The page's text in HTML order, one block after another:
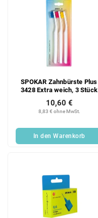
SPOKAR Zahnbürste Plus
3428 Extra weich, 3 Stück
8,83 € ohne MwSt.
10,60 €
In den Warenkorb